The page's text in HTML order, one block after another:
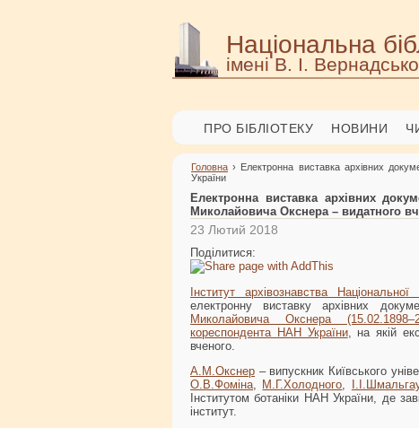
Національна
імені В. І.
ПРО БІБЛІОТЕКУ НОВИНИ
Головна › Електронна виставка архівних
України
Електронна виставка архівних
Миколайовича Окснера – видатного
23 Лютий 2018
Поділитися:
Інститут архівознавства
електронну виставку архівних
Миколайовича Окснера
кореспондента НАН України, на якій
вченого.
А.М.Окснер – випускник Київського
О.В.Фоміна
М.Г.Холодного
Інститутом ботаніки НАН України, де
інститут.